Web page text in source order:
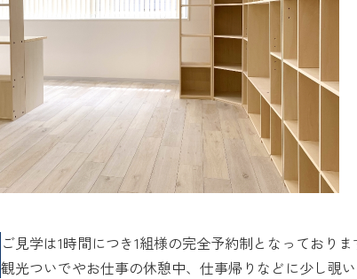
ご見学は1時間につき1組様の完全予約制となっておりま
観光ついでやお仕事の休憩中、仕事帰りなどに少し覗